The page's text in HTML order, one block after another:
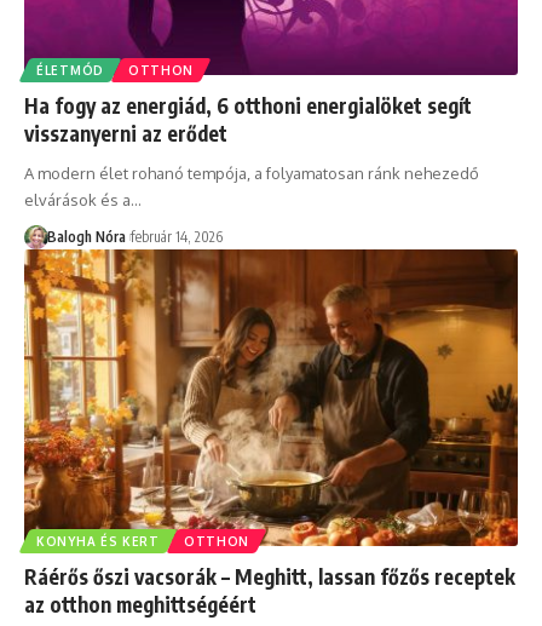
ÉLETMÓD OTTHON
Ha fogy az energiád, 6 otthoni energialöket segít
visszanyerni az erődet
A modern élet rohanó tempója, a folyamatosan ránk nehezedő
elvárások és a…
Balogh Nóra február 14, 2026
KONYHA ÉS KERT OTTHON
Ráérős őszi vacsorák – Meghitt, lassan főzős receptek
az otthon meghittségéért